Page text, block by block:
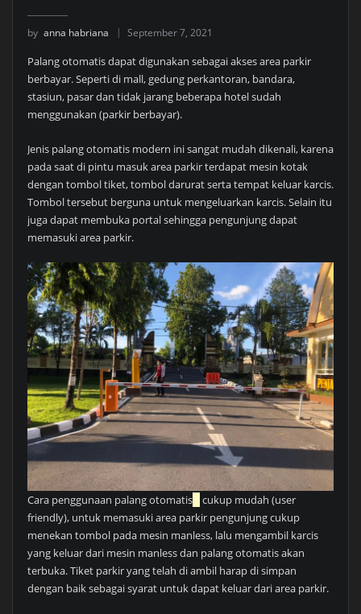
by anna habriana September 7, 2021
Palang otomatis dapat digunakan sebagai akses area parkir
berbayar. Seperti di mall, gedung perkantoran, bandara,
stasiun, pasar dan tidak jarang beberapa hotel sudah
menggunakan (parkir berbayar).
Jenis palang otomatis modern ini sangat mudah dikenali, karena
pada saat di pintu masuk area parkir terdapat mesin kotak
dengan tombol tiket, tombol darurat serta tempat keluar karcis.
Tombol tersebut berguna untuk mengeluarkan karcis. Selain itu
juga dapat membuka portal sehingga pengunjung dapat
memasuki area parkir.
Cara penggunaan palang otomatis
cukup mudah (user
friendly), untuk memasuki area parkir pengunjung cukup
menekan tombol pada mesin manless, lalu mengambil karcis
yang keluar dari mesin manless dan palang otomatis akan
terbuka. Tiket parkir yang telah di ambil harap di simpan
dengan baik sebagai syarat untuk dapat keluar dari area parkir.